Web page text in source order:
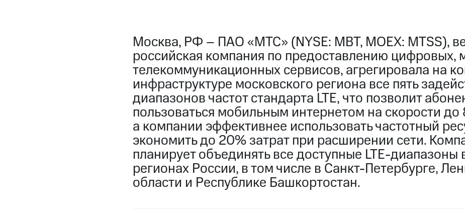
Москва, РФ – ПАО «МТС» (NYSE: MBT, MOEX: MTSS),
российская компания по предоставлению цифровых,
телекоммуникационных сервисов, агрегировала на
инфраструктуре московского региона все пять
диапазонов частот стандарта LTE, что позволит
пользоваться мобильным интернетом на скорости
а компании эффективнее использовать частотный
экономить до 20% затрат при расширении сети.
планирует объединять все доступные LTE-диапазоны
регионах России, в том числе в Санкт-Петербурге,
области и Республике Башкортостан.